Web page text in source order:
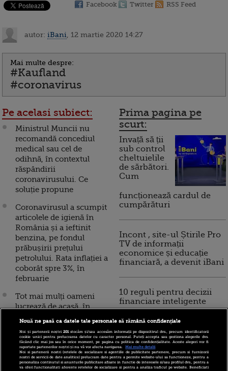
Facebook Twitter RSS Feed
autor: iBani , 12 martie 2020 14:27
Mai multe despre:
#Kaufland
#coronavirus
Pe acelasi subiect:
Ministrul Muncii nu
recomandă concediul
medical sau cel de
odihnă, în contextul
răspândirii
coronavirusului. Ce
soluție propune
Coronavirusul a scumpit
articolele de igienă în
România și a ieftinit
benzina, pe fondul
prăbușirii prețului
petrolului. Rata inflației a
coborât spre 3%, în
februarie
Tot mai mulți oameni
lucrează de acasă, în
contextul
Banca Mondială testează
capacitatea angajaţilor de
a lucra de la distanță
Prima pagina pe
scurt:
Invață să ții
sub control
cheltuielile
de sărbători.
Cum
funcționează cardul de
cumpărături
Incont , site-ul Știrile Pro
TV de informații
economice și educație
financiară, a devenit iBani
10 reguli pentru decizii
financiare inteligente
Nouă ne pasă ca datele tale personale să rămână confidențiale
Noi și partenerii noștri201stocăm și/sau accesăm informații pe dispozitivul dvs., precum identificatorii
cookie unici pentru prelucrarea datelor cu caracter personal. Puteți accepta sau gestiona alegerile dvs.
făcând clic mai jos sau în orice moment, pe pagina cu politica de confidențialitate. Aceste alegeri vor fi
raportate partenerilor noștri și nu vă vor afecta navigarea.
Mai multe detalii
Noi si partenerii nostri (retelele de socializare si agentiile de publicitate partenere, precum si furnizorii
nostri de servicii de date analitice) prelucram date pentru a permite website-ului sa functioneze, pentru a
personaliza continutul si anunturile publicitare afisate in functie de interesele si/sau profilul dvs., pentru a
va oferi functionalitati aferente retelelor de socializare si pentru a analiza traficul pe website. Beneficiati